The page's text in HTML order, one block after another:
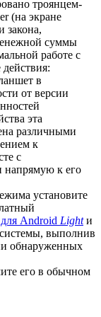
троянцем-
(на экране
закона,
суммы
работе с
в
от версии
эта
различными
к
с
напрямую к его
установите
Android Lightи
выполнив
обнаруженных
его в обычном